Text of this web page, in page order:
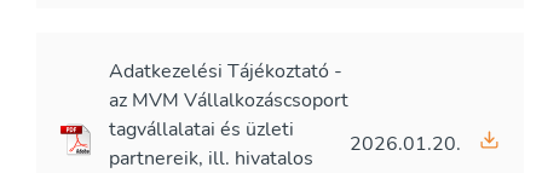
Adatkezelési Tájékoztató -
az MVM Vállalkozáscsoport
tagvállalatai és üzleti
partnereik, ill. hivatalos
2026.01.20.